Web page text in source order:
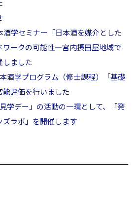
酒学セミナー「日本酒を媒介とした
ワークの可能性―宮内摂田屋地域で
しました
酒学プログラム（修士課程）「基礎
評価を行いました
学デー」の活動の一環として、「発
ラボ」を開催します